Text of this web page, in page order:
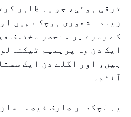
ترقی ہوئی، جو یہ ظاہر
زیادہ شعوری ہوچکے ہیں
کے زمرے پر منحصر مختلف
ایک دن وہ پریمیم
ہیں، اور اگلے دن ایک
آئٹم۔
یہ لچکدار صارف فیصلہ